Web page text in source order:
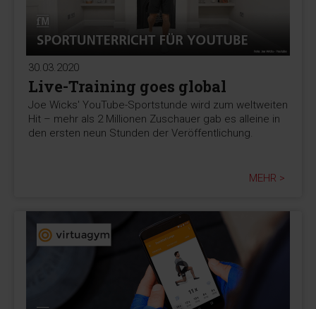
30.03.2020
Live-Training goes global
Joe Wicks' YouTube-Sportstunde wird zum weltweiten
Hit – mehr als 2 Millionen Zuschauer gab es alleine in
den ersten neun Stunden der Veröffentlichung.
MEHR >